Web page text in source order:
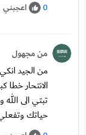
0 اعجبني
من مجهول
من الجيد
الانتحار
تبتي الى
حياتك